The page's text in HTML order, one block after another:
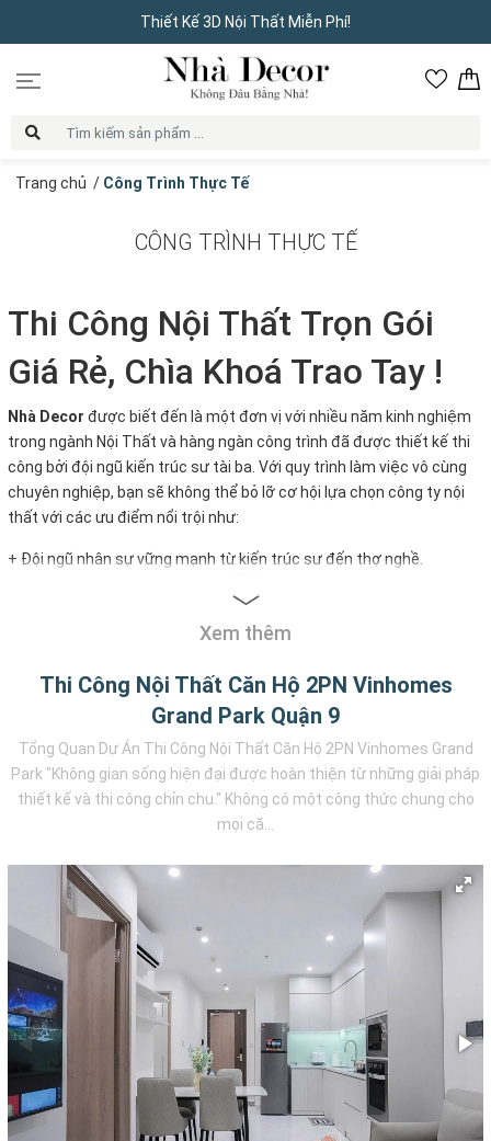
Thiết Kế 3D Nội Thất Miễn Phí!
Trang chủ / Công Trình Thực Tế
CÔNG TRÌNH THỰC TẾ
Thi Công Nội Thất Trọn Gói
Giá Rẻ, Chìa Khoá Trao Tay !
Nhà Decor được biết đến là một đơn vị với nhiều năm kinh nghiệm
trong ngành Nội Thất và hàng ngàn công trình đã được thiết kế thi
công bởi đội ngũ kiến trúc sư tài ba. Với quy trình làm việc vô cùng
chuyên nghiệp, bạn sẽ không thể bỏ lỡ cơ hội lựa chọn công ty nội
thất với các ưu điểm nổi trội như:
+ Đội ngũ nhân sự vững mạnh từ kiến trúc sư đến thợ nghề.
+ Dịch vụ chăm sóc khách hàng và bảo hành dài hạn.
+ Xưởng sản xuất quy mô lớn.
Sau đây, xin mời các bạn cùng xem qua bộ sưu tập +1000
công trình
thực tế
được thiết kế thi công bởi Nhà Decor!
Thiết Kế 3D Miễn Phí, Thi Công Nội Thất Trọn Gói Giá
Xem thêm
Thi Công Nội Thất Căn Hộ 2PN Vinhomes
Grand Park Quận 9
Tổng Quan Dự Án Thi Công Nội Thất Căn Hộ 2PN Vinhomes Grand
Park "Không gian sống hiện đại được hoàn thiện từ những giải pháp
thiết kế và thi công chỉn chu." Không có một công thức chung cho
mọi că...